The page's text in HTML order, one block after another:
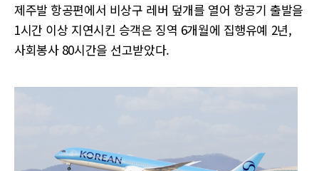
제주발 항공편에서 비상구 레버 덮개를 열어 항공기 출발을
1시간 이상 지연시킨 승객은 징역 6개월에 집행유예 2년,
사회봉사 80시간을 선고받았다.